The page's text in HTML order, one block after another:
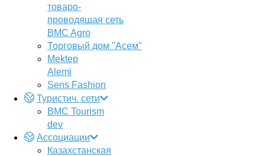
товаро-
проводящая сеть
BMC Agro
Торговый дом "Асем"
Mektep
Alemi
Sens Fashion
Туристич. сети
BMC Tourism
dev
Ассоциации
Казахстанская